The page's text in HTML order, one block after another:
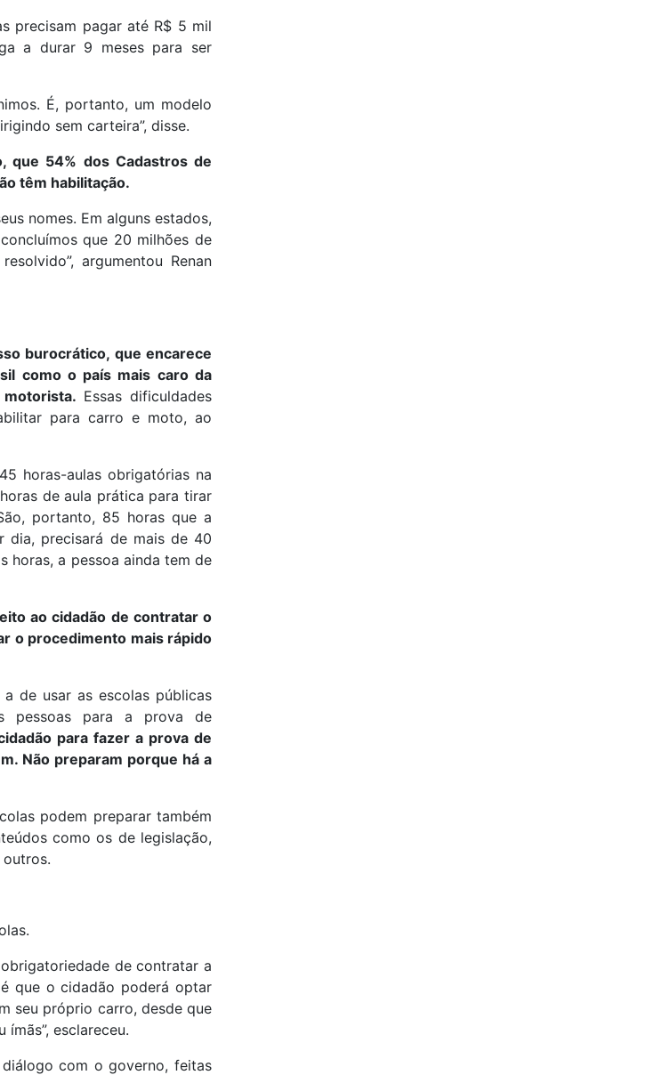
precisam pagar até R$ 5 mil
a durar 9 meses para ser
É, portanto, um modelo
sem carteira”, disse.
que 54% dos Cadastros de
têm habilitação.
nomes. Em alguns estados,
que 20 milhões de
argumentou Renan
burocrático, que encarece
como o país mais caro da
Essas dificuldades
para carro e moto, ao
horas-aulas obrigatórias na
de aula prática para tirar
portanto, 85 horas que a
dia, precisará de mais de 40
horas, a pessoa ainda tem de
ao cidadão de contratar o
o procedimento mais rápido
de usar as escolas públicas
pessoas para a prova de
para fazer a prova de
Não preparam porque há a
podem preparar também
como os de legislação,
de contratar a
que o cidadão poderá optar
seu próprio carro, desde que
esclareceu.
com o governo, feitas